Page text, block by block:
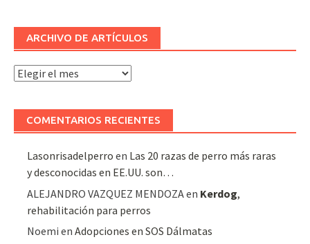
ARCHIVO DE ARTÍCULOS
Archivo
artículos
COMENTARIOS RECIENTES
Lasonrisadelperro en Las 20 razas de perro más raras
y desconocidas en EE.UU. son…
ALEJANDRO VAZQUEZ MENDOZAen Kerdog,
rehabilitación para perros
Noemi enAdopciones en SOS Dálmatas